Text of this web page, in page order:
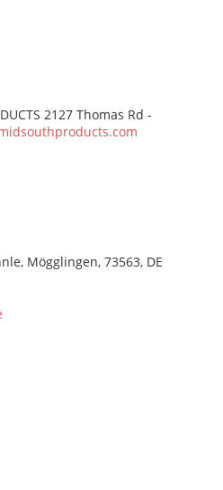
2127 Thomas Rd -
Mögglingen, 73563, DE